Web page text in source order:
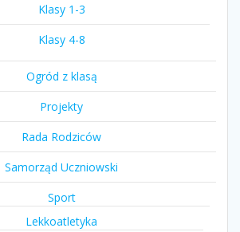
Klasy 1-3
Klasy 4-8
Ogród z klasą
Projekty
Rada Rodziców
Samorząd Uczniowski
Sport
Lekkoatletyka